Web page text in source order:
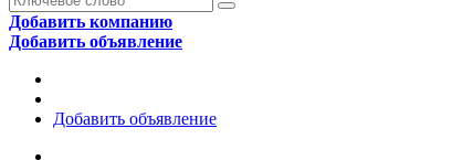
Добавить компанию
Добавить объявление
Добавить объявление